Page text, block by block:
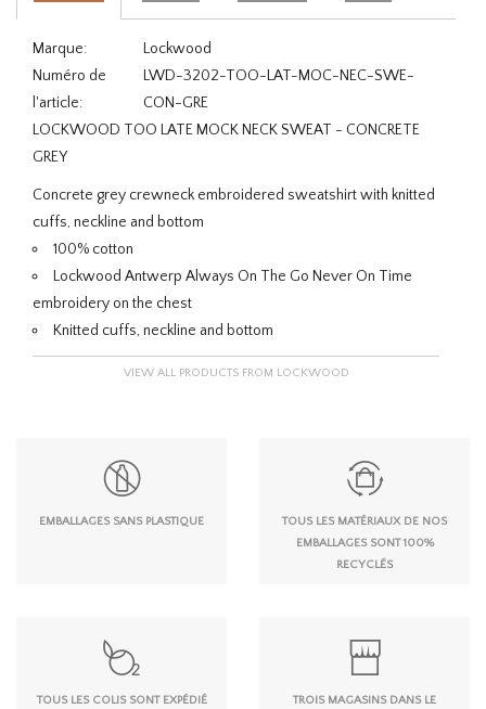
Marque:
Lockwood
Numéro de
l'article:
LWD-3202-TOO-LAT-MOC-NEC-SWE-
CON-GRE
LOCKWOOD TOO LATE MOCK NECK SWEAT - CONCRETE
GREY
Concrete grey crewneck embroidered sweatshirt with knitted
cuffs, neckline and bottom
100% cotton
Lockwood Antwerp Always On The Go Never On Time
embroidery on the chest
Knitted cuffs, neckline and bottom
VIEW ALL PRODUCTS FROM LOCKWOOD
EMBALLAGES SANS PLASTIQUE
TOUS LES MATÉRIAUX DE NOS
EMBALLAGES SONT 100%
RECYCLÉS
TOUS LES COLIS SONT EXPÉDIÉ
TROIS MAGASINS DANS LE